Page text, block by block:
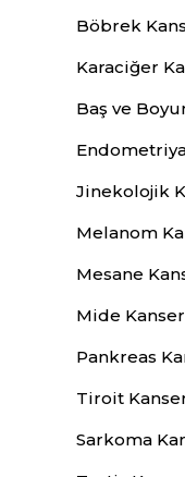
Böbrek
Karaciğer
Baş ve
Jinekolojik
Melanom
Mesane
Mide
Pankreas
Tiroit
Sarkoma